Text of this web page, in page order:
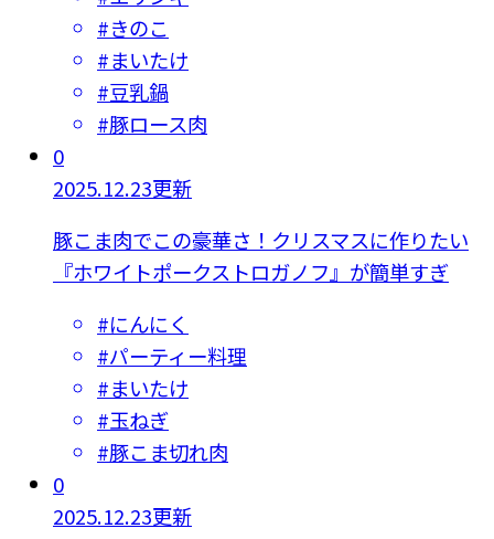
#きのこ
#まいたけ
#豆乳鍋
#豚ロース肉
0
2025.12.23更新
豚こま肉でこの豪華さ！クリスマスに作りたい
『ホワイトポークストロガノフ』が簡単すぎ
#にんにく
#パーティー料理
#まいたけ
#玉ねぎ
#豚こま切れ肉
0
2025.12.23更新